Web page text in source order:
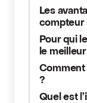
Les
compteur
Pour qui
le
?
Quel est